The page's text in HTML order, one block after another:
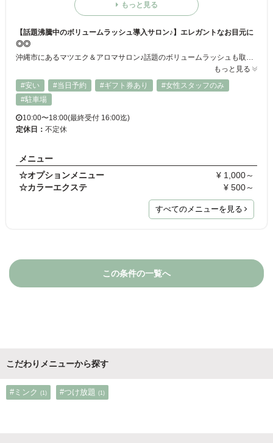
もっと見る
【話題沸騰中のボリュームラッシュ導入サロン♪】エレガントなお目元に
◎◎
沖縄市にあるマツエク＆アロマサロン♪話題のボリュームラッシュも取り扱いフサフサで華やかな目元が叶う☆お客様に大好評頂いております。シングルラッシュはリーズナブルで元々まつげが太い方にはおすすめ！お一人おひとりの目の形や自まつ毛の量などを活かしてデザインしていきます！カラーエクステも取り扱っているのでハイセンスなオシャレも◎
もっと見る
#安い
#当日予約 #ギフト券あり
#女性スタッフのみ
#駐車場
10:00〜18:00(最終受付 16:00迄)
定休日： 不定休
メニュー
☆オプションメニュー
¥ 1,000～
☆カラーエクステ
¥ 500～
すべてのメニューを見る
この条件の一覧へ
こだわりメニューから探す
#ミンク (1) #つけ放題 (1)